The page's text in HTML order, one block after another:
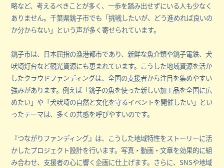
略など、考えるべきことが多く、一歩を踏み出せずにいる人も少なく
ありません。千葉県銚子市でも「挑戦したいが、どう進めれば良いの
か分からない」という声が多く寄せられています。
銚子市は、日本屈指の漁港都市であり、新鮮な魚介類や銚子電鉄、犬
吠埼灯台など観光資源にも恵まれています。こうした地域資源を活か
したクラウドファンディングは、全国の支援者から注目を集めやすい
強みがあります。例えば「銚子の魚を使った新しい加工品を全国に広
めたい」や「犬吠埼の自然と文化を守るイベントを開催したい」とい
ったテーマは、多くの共感を呼びやすいのです。
『つながりファンディング』は、こうした地域特性をストーリーに活
かしたプロジェクト設計を行います。写真・動画・文章を効果的に組
み合わせ、支援者の心に響く企画に仕上げます。さらに、SNSや地域